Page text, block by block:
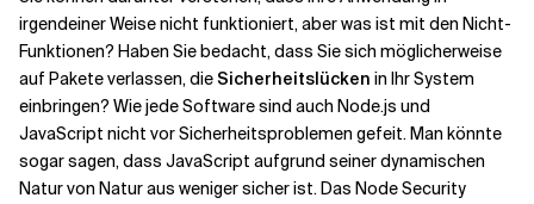
irgendeiner Weise nicht funktioniert, aber was ist mit den Nicht-
Funktionen? Haben Sie bedacht, dass Sie sich möglicherweise
auf Pakete verlassen, dieSicherheitslücken in Ihr System
einbringen? Wie jede Software sind auch Node.js und
JavaScript nicht vor Sicherheitsproblemen gefeit. Man könnte
sogar sagen, dass JavaScript aufgrund seiner dynamischen
Natur von Natur aus weniger sicher ist. Das Node Security